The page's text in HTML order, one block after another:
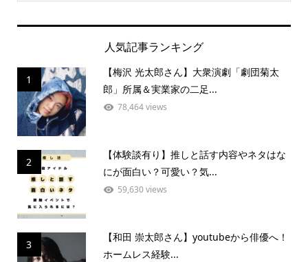
人気記事ランキング
1
【梅沢 光太郎さん】大衆演劇「劇団菊太
郎」所属＆実業家の二足...
78,464 views
2
【体験談有り】推しと話す内容やネタはな
にが面白い？可愛い？気...
59,630 views
3
【和田 崇太郎さん】youtubeから俳優へ！
ホームレス経験...